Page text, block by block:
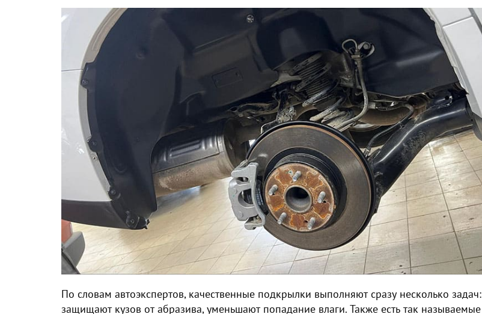
По словам автоэкспертов, качественные подкрылки выполняют сразу несколько задач:
защищают кузов от абразива, уменьшают попадание влаги. Также есть так называемые